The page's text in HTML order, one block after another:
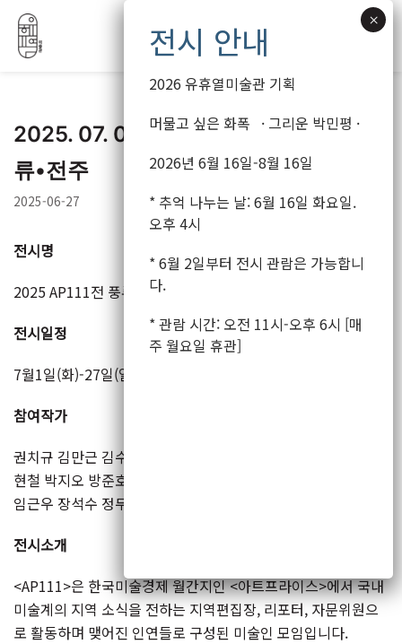
콘
텐
츠
로
뛰
기
2025. 07. 01~07. 27 2025 AP111전 풍
류•전주
2025-06-27
전시명
2025 AP111전 풍류•전주
전시일정
7월1일(화)-27일(일) [월요일 휴관]
참여작가
권치규 김만근 김수수 김운규 김주철 김지광 김지우 박동수 박
현철 박지오 방준호 손일 안용선 유종욱 유주희 유휴열 이정웅
임근우 장석수 정두진 정숙향 조용백 최양선 한은주 (24명)
전시소개
<AP111>은 한국미술경제 월간지인 <아트프라이스>에서 국내
미술계의 지역 소식을 전하는 지역편집장, 리포터, 자문위원으
로 활동하며 맺어진 인연들로 구성된 미술인 모임입니다.
2026 유휴열미술관 기획
머물고 싶은 화폭 · 그리운 박민평 ·
2026년 6월 16일-8월 16일
* 추억 나누는 날: 6월 16일 화요일.
오후 4시
* 6월 2일부터 전시 관람은 가능합니
다.
* 관람 시간: 오전 11시-오후 6시 [매
주 월요일 휴관]